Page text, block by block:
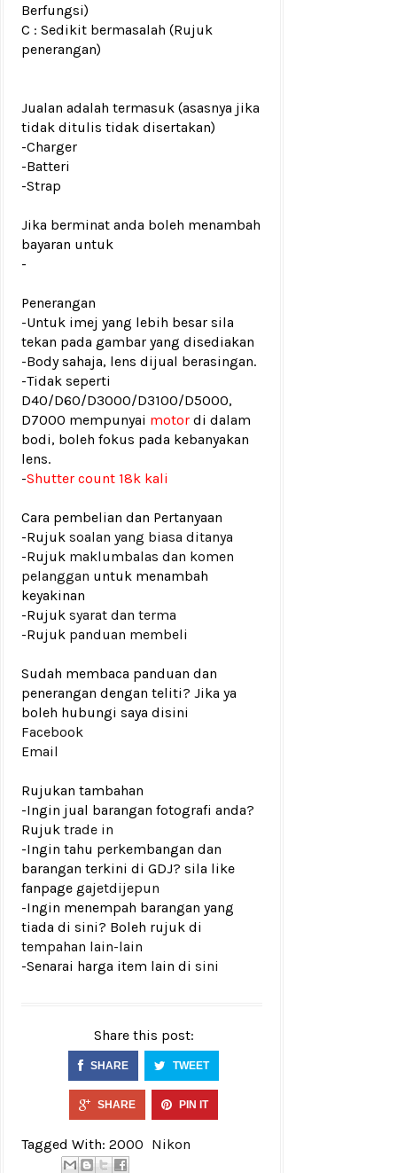
Berfungsi)
C : Sedikit bermasalah (Rujuk
penerangan)
Jualan adalah termasuk (asasnya jika
tidak ditulis tidak disertakan)
-Charger
-Batteri
-Strap
Jika berminat anda boleh menambah
bayaran untuk
-
Penerangan
-Untuk imej yang lebih besar sila
tekan pada gambar yang disediakan
-Body sahaja, lens dijual berasingan.
-Tidak seperti
D40/D60/D3000/D3100/D5000,
D7000 mempunyai motor di dalam
bodi, boleh fokus pada kebanyakan
lens.
-Shutter count 18k kali
Cara pembelian dan Pertanyaan
-Rujuk soalan yang biasa ditanya
-Rujuk maklumbalas dan komen
pelanggan untuk menambah
keyakinan
-Rujuk syarat dan terma
-Rujuk panduan membeli
Sudah membaca panduan dan
penerangan dengan teliti? Jika ya
boleh hubungi saya disini
Facebook
Email
Rujukan tambahan
-Ingin jual barangan fotografi anda?
Rujuk trade in
-Ingin tahu perkembangan dan
barangan terkini di GDJ? sila like
fanpage gajetdijepun
-Ingin menempah barangan yang
tiada di sini? Boleh rujuk di
tempahan lain-lain
-Senarai harga item lain di sini
Share this post:
SHARE TWEET
SHARE PIN IT
Tagged With: 2000 Nikon